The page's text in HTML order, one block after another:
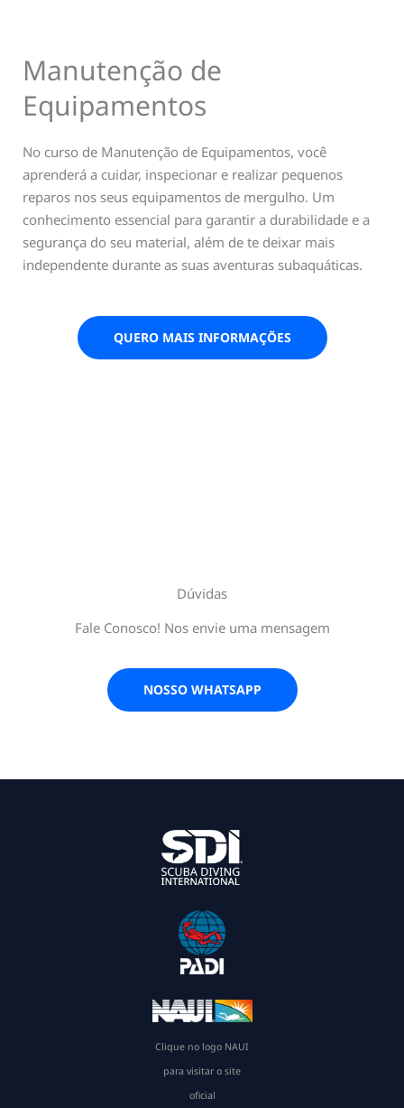
Manutenção de
Equipamentos
No curso de Manutenção de Equipamentos, você
aprenderá a cuidar, inspecionar e realizar pequenos
reparos nos seus equipamentos de mergulho. Um
conhecimento essencial para garantir a durabilidade e a
segurança do seu material, além de te deixar mais
independente durante as suas aventuras subaquáticas.
QUERO MAIS INFORMAÇÕES
Dúvidas
Fale Conosco! Nos envie uma mensagem
NOSSO WHATSAPP
Clique no logo NAUI
para visitar o site
oficial